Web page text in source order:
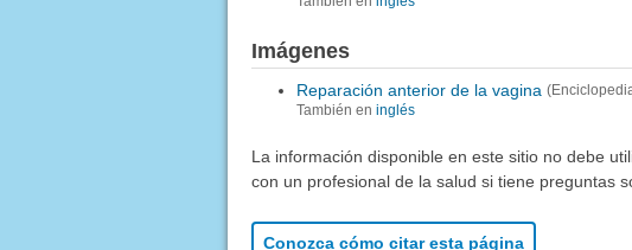
Imágenes
Reparación anterior de la vagina
También en inglés
La información disponible en este sitio no debe
con un profesional de la salud si tiene preguntas
Conozca cómo citar esta página